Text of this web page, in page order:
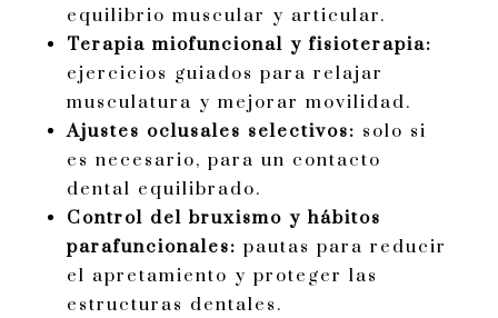
equilibrio muscular y articular.
Terapia miofuncional y fisioterapia:
ejercicios guiados para relajar
musculatura y mejorar movilidad.
Ajustes oclusales selectivos: solo si
es necesario, para un contacto
dental equilibrado.
Control del bruxismo y hábitos
parafuncionales: pautas para reducir
el apretamiento y proteger las
estructuras dentales.